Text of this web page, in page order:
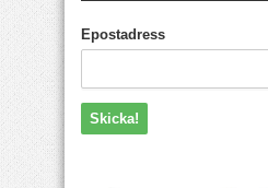
Epostadress